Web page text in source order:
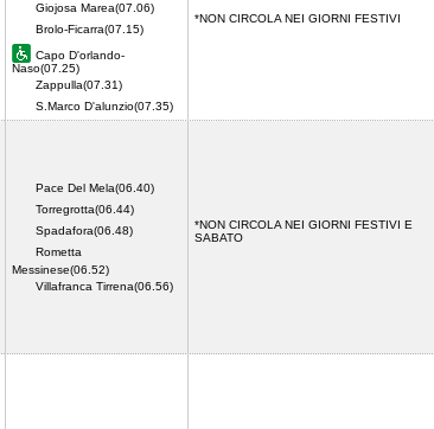
Giojosa Marea(07.06)
Brolo-Ficarra(07.15)
Capo D'orlando-
Naso(07.25)
Zappulla(07.31)
S.Marco D'alunzio(07.35)
*NON CIRCOLA NEI GIORNI FESTIVI
Pace Del Mela(06.40)
Torregrotta(06.44)
Spadafora(06.48)
Rometta
Messinese(06.52)
Villafranca Tirrena(06.56)
*NON CIRCOLA NEI GIORNI FESTIVI E
SABATO